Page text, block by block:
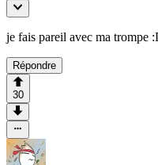
je fais pareil avec ma trompe
Répondre
30